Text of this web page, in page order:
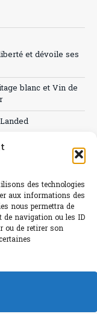
des technologies
aux informations des
nous permettra de
de navigation ou les ID
ou de retirer son
et dévoile ses
blanc et Vin de
» ?
la santé.
SARL de Presse -